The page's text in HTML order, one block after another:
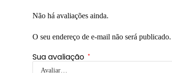
Não há avaliações ainda.
O seu endereço de e-mail não será publicado.
Sua avaliação *